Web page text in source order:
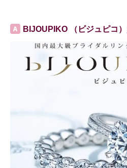
BIJOUPIKO （ビジュピコ